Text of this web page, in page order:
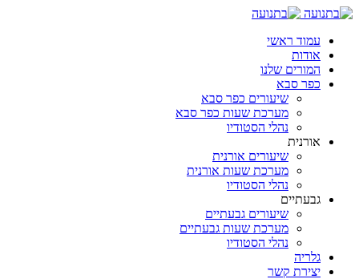
עמוד ראשי
אודות
המורים שלנו
כפר סבא
שיעורים כפר סבא
מערכת שעות כפר סבא
נהלי הסטודיו
אורנית
שיעורים אורנית
מערכת שעות אורנית
נהלי הסטודיו
גבעתיים
שיעורים גבעתיים
מערכת שעות גבעתיים
נהלי הסטודיו
גלריה
יצירת קשר